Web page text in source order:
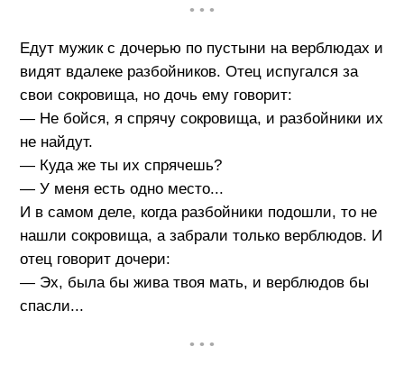
• • •
Едут мужик с дочерью по пустыни на верблюдах и
видят вдалеке разбойников. Отец испугался за
свои сокровища, но дочь ему говорит:
— Не бойся, я спрячу сокровища, и разбойники их
не найдут.
— Куда же ты их спрячешь?
— У меня есть одно место...
И в самом деле, когда разбойники подошли, то не
нашли сокровища, а забрали только верблюдов. И
отец говорит дочери:
— Эх, была бы жива твоя мать, и верблюдов бы
спасли...
• • •